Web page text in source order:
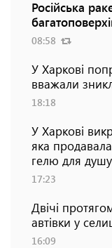
Російська
08:58
У Харкові
вважали
18:18
У Харкові
яка
гелю для душу
17:23
Двічі
автівки у
16:09